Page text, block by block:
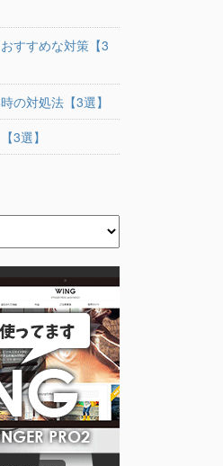
すすめな対策【3
の対処法【3選】
3選】